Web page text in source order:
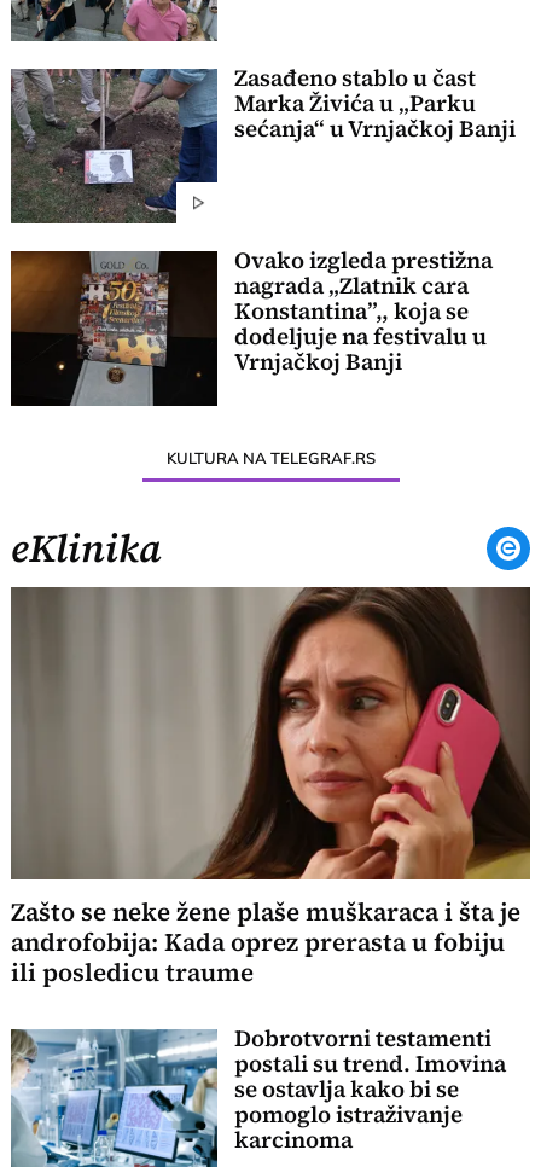
Zasađeno stablo u čast
Marka Živića u „Parku
sećanja“ u Vrnjačkoj Banji
Ovako izgleda prestižna
nagrada „Zlatnik cara
Konstantina”,, koja se
dodeljuje na festivalu u
Vrnjačkoj Banji
KULTURA NA TELEGRAF.RS
eKlinika
Zašto se neke žene plaše muškaraca i šta je
androfobija: Kada oprez prerasta u fobiju
ili posledicu traume
Dobrotvorni testamenti
postali su trend. Imovina
se ostavlja kako bi se
pomoglo istraživanje
karcinoma